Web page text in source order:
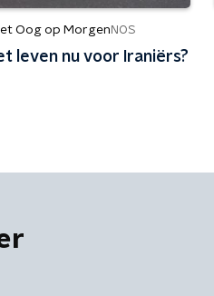
Oog op Morgen NOS
leven nu voor Iraniërs?